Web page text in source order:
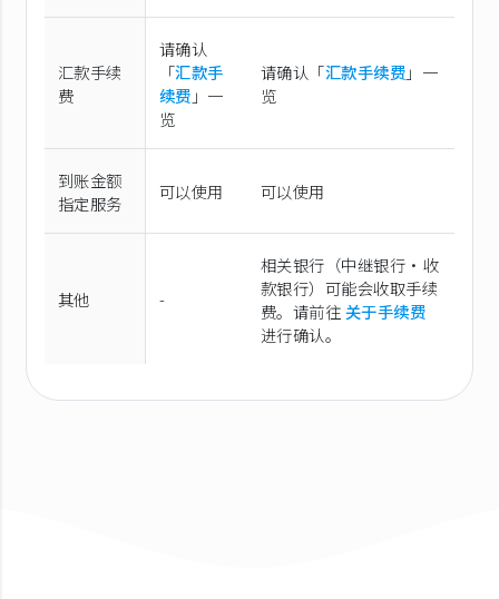
汇款手续
费
请确认
「汇款手
续费 」一
览
请确认「汇款手续费」一
览
到账金额
指定服务
可以使用 可以使用
其他 -
相关银行（中继银行·收
款银行）可能会收取手续
费。请前往关于手续费
进行确认。